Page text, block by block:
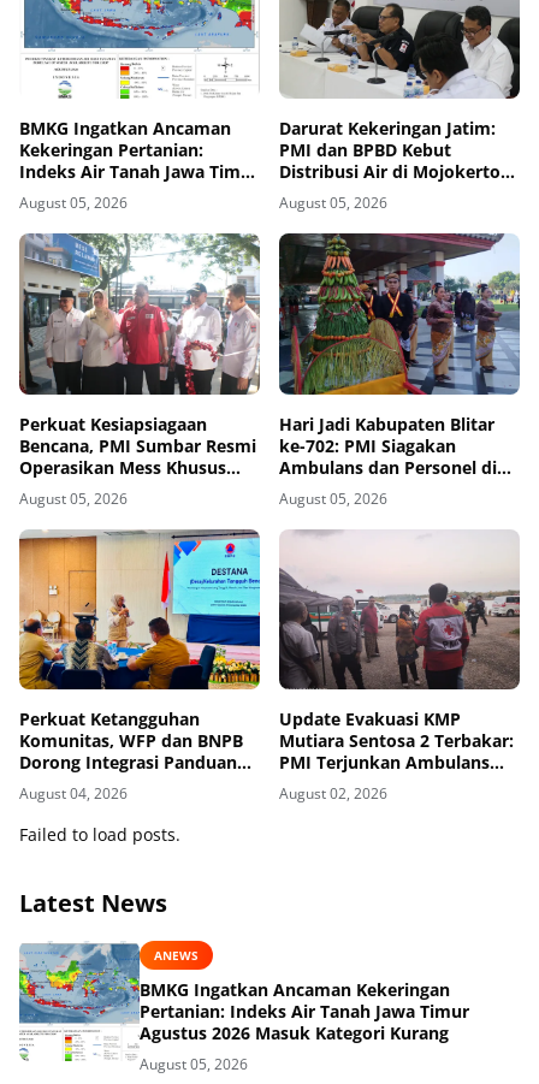
BMKG Ingatkan Ancaman
Kekeringan Pertanian:
Indeks Air Tanah Jawa Timur
Agustus 2026 Masuk
Kategori Kurang
August 05, 2026
Darurat Kekeringan Jatim:
PMI dan BPBD Kebut
Distribusi Air di Mojokerto-
Pasuruan
August 05, 2026
Perkuat Kesiapsiagaan
Bencana, PMI Sumbar Resmi
Operasikan Mess Khusus
Relawan Kemanusiaan
August 05, 2026
Hari Jadi Kabupaten Blitar
ke-702: PMI Siagakan
Ambulans dan Personel di
Area Pisowanan Agung
August 05, 2026
Perkuat Ketangguhan
Komunitas, WFP dan BNPB
Dorong Integrasi Panduan
AMPD dalam Pendekatan
Destana
August 04, 2026
Update Evakuasi KMP
Mutiara Sentosa 2 Terbakar:
PMI Terjunkan Ambulans
dan Personel
August 02, 2026
Failed to load posts.
Latest News
ANEWS
BMKG Ingatkan Ancaman Kekeringan
Pertanian: Indeks Air Tanah Jawa Timur
Agustus 2026 Masuk Kategori Kurang
August 05, 2026